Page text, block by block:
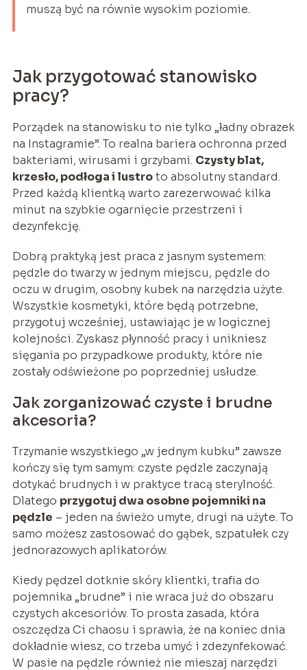
muszą być na równie wysokim poziomie.
Jak przygotować stanowisko
pracy?
Porządek na stanowisku to nie tylko „ładny obrazek
na Instagramie”. To realna bariera ochronna przed
bakteriami, wirusami i grzybami. Czysty blat,
krzesło, podłoga i lustroto absolutny standard.
Przed każdą klientką warto zarezerwować kilka
minut na szybkie ogarnięcie przestrzeni i
dezynfekcję.
Dobrą praktyką jest praca z jasnym systemem:
pędzle do twarzy w jednym miejscu, pędzle do
oczu w drugim, osobny kubek na narzędzia użyte.
Wszystkie kosmetyki, które będą potrzebne,
przygotuj wcześniej, ustawiając je w logicznej
kolejności. Zyskasz płynność pracy i unikniesz
sięgania po przypadkowe produkty, które nie
zostały odświeżone po poprzedniej usłudze.
Jak zorganizować czyste i brudne
akcesoria?
Trzymanie wszystkiego „w jednym kubku” zawsze
kończy się tym samym: czyste pędzle zaczynają
dotykać brudnych i w praktyce tracą sterylność.
Dlatego przygotuj dwa osobne pojemniki na
pędzle – jeden na świeżo umyte, drugi na użyte. To
samo możesz zastosować do gąbek, szpatułek czy
jednorazowych aplikatorów.
Kiedy pędzel dotknie skóry klientki, trafia do
pojemnika „brudne” i nie wraca już do obszaru
czystych akcesoriów. To prosta zasada, która
oszczędza Ci chaosu i sprawia, że na koniec dnia
dokładnie wiesz, co trzeba umyć i zdezynfekować.
W pasie na pędzle również nie mieszaj narzędzi